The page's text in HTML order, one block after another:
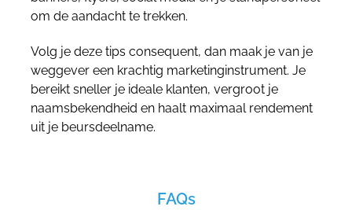
om de aandacht te trekken.
Volg je deze tips consequent, dan maak je van je
weggever een krachtig marketinginstrument. Je
bereikt sneller je ideale klanten, vergroot je
naamsbekendheid en haalt maximaal rendement
uit je beursdeelname.
FAQs